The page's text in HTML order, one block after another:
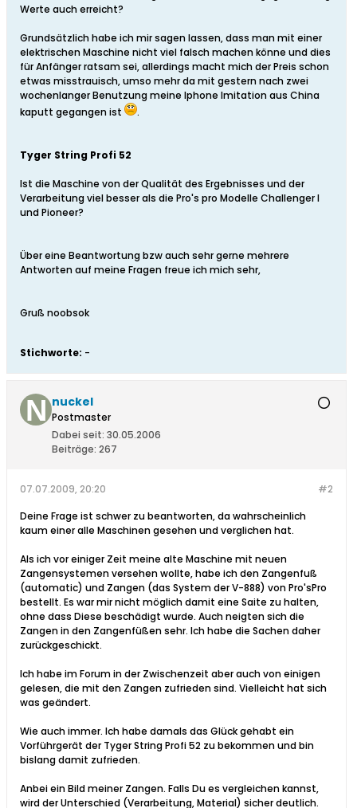
Werte auch erreicht?
Grundsätzlich habe ich mir sagen lassen, dass man mit einer
elektrischen Maschine nicht viel falsch machen könne und dies
für Anfänger ratsam sei, allerdings macht mich der Preis schon
etwas misstrauisch, umso mehr da mit gestern nach zwei
wochenlanger Benutzung meine Iphone Imitation aus China
kaputt gegangen ist
.
Tyger String Profi 52
Ist die Maschine von der Qualität des Ergebnisses und der
Verarbeitung viel besser als die Pro's pro Modelle Challenger I
und Pioneer?
Über eine Beantwortung bzw auch sehr gerne mehrere
Antworten auf meine Fragen freue ich mich sehr,
Gruß noobsok
Stichworte: -
nuckel
Postmaster
Dabei seit: 30.05.2006
Beiträge: 267
#2
07.07.2009, 20:20
Deine Frage ist schwer zu beantworten, da wahrscheinlich
kaum einer alle Maschinen gesehen und verglichen hat.
Als ich vor einiger Zeit meine alte Maschine mit neuen
Zangensystemen versehen wollte, habe ich den Zangenfuß
(automatic) und Zangen (das System der V-888) von Pro'sPro
bestellt. Es war mir nicht möglich damit eine Saite zu halten,
ohne dass Diese beschädigt wurde. Auch neigten sich die
Zangen in den Zangenfüßen sehr. Ich habe die Sachen daher
zurückgeschickt.
Ich habe im Forum in der Zwischenzeit aber auch von einigen
gelesen, die mit den Zangen zufrieden sind. Vielleicht hat sich
was geändert.
Wie auch immer. Ich habe damals das Glück gehabt ein
Vorführgerät der Tyger String Profi 52 zu bekommen und bin
bislang damit zufrieden.
Anbei ein Bild meiner Zangen. Falls Du es vergleichen kannst,
wird der Unterschied (Verarbeitung, Material) sicher deutlich.